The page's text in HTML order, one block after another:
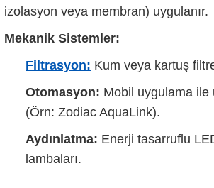
izolasyon veya membran) uygulanır.
Mekanik Sistemler:
Filtrasyon: Kum veya kartuş
Otomasyon: Mobil uygulama ile
(Örn: Zodiac AquaLink).
Aydınlatma: Enerji tasarruflu
lambaları.